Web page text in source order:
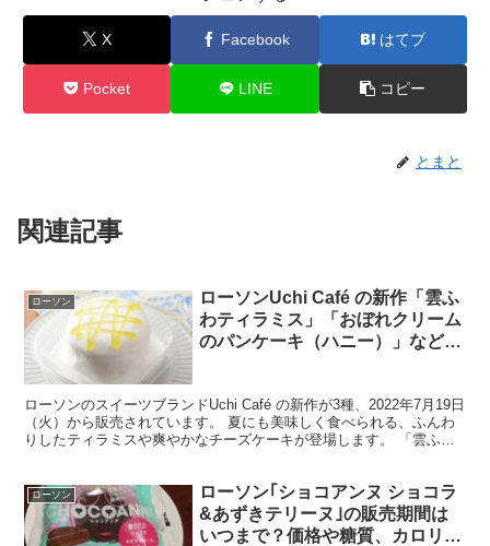
X Facebook はてブ
Pocket LINE コピー
とまと
関連記事
ローソン
ローソンUchi Café の新作「雲ふ
わティラミス」「おぼれクリーム
のパンケーキ（ハニー）」などの
ローソンのスイーツブランドUchi Café の新作が3種、2022年7月19日
（火）から販売されています。 夏にも美味しく食べられる、ふんわ
りしたティラミスや爽やかなチーズケーキが登場します。 「雲ふわ
ローソン
ローソン｢ショコアンヌ ショコラ
&あずきテリーヌ｣の販売期間は
いつまで？価格や糖質、カロリー